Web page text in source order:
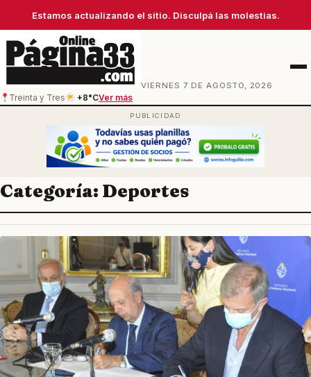
Estamos actualizando el sitio. Disculpá las molestias.
VIERNES 7 DE AGOSTO, 2026
Treinta y Tres
+8°CVer más
Menú
Categoría: Deportes